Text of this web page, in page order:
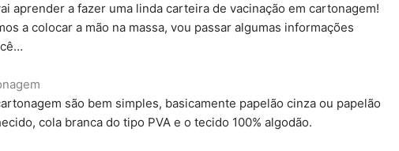
aprender a fazer uma linda carteira de vacinação em cartonagem!
a colocar a mão na massa, vou passar algumas informações
são bem simples, basicamente papelão cinza ou papelão
cola branca do tipo PVA e o tecido 100% algodão.